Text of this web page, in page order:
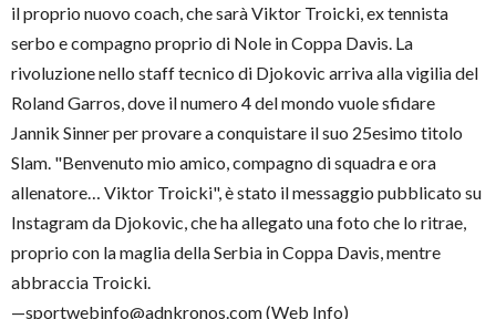
il proprio nuovo coach, che sarà Viktor Troicki, ex tennista
serbo e compagno proprio di Nole in Coppa Davis. La
rivoluzione nello staff tecnico di Djokovic arriva alla vigilia del
Roland Garros, dove il numero 4 del mondo vuole sfidare
Jannik Sinner per provare a conquistare il suo 25esimo titolo
Slam. "Benvenuto mio amico, compagno di squadra e ora
allenatore… Viktor Troicki", è stato il messaggio pubblicato su
Instagram da Djokovic, che ha allegato una foto che lo ritrae,
proprio con la maglia della Serbia in Coppa Davis, mentre
abbraccia Troicki.
—sportwebinfo@adnkronos.com (Web Info)